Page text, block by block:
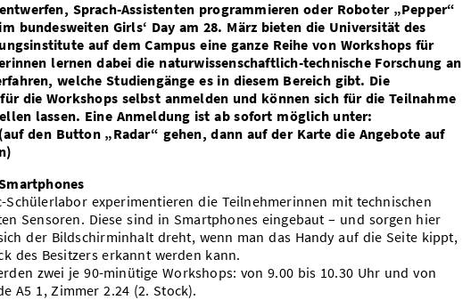
Sprach-Assistenten programmieren oder Roboter „Pepper“
bundesweiten Girls‘ Day am 28. März bieten die Universität des
auf dem Campus eine ganze Reihe von Workshops für
lernen dabei die naturwissenschaftlich-technische Forschung an
welche Studiengänge es in diesem Bereich gibt. Die
die Workshops selbst anmelden und können sich für die Teilnahme
lassen. Eine Anmeldung ist ab sofort möglich unter:
den Button „Radar“ gehen, dann auf der Karte die Angebote auf
Schülerlabor experimentieren die Teilnehmerinnen mit technischen
Sensoren. Diese sind in Smartphones eingebaut – und sorgen hier
der Bildschirminhalt dreht, wenn man das Handy auf die Seite kippt,
des Besitzers erkannt werden kann.
zwei je 90-minütige Workshops: von 9.00 bis 10.30 Uhr und von
A5 1, Zimmer 2.24 (2. Stock).